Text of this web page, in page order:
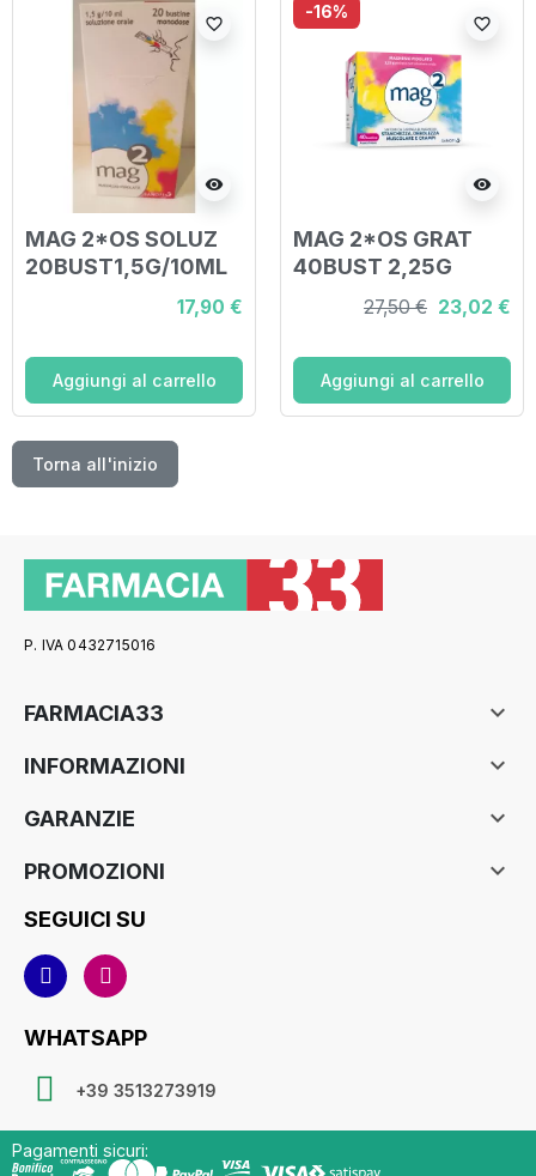
visibility
favorite_border
MAG 2*OS SOLUZ
20BUST1,5G/10ML
17,90 €
Aggiungi al carrello
-16%
visibility
favorite_border
MAG 2*OS GRAT
40BUST 2,25G
27,50 € 23,02 €
Aggiungi al carrello
Torna all'inizio
P. IVA 0432715016
FARMACIA33 
INFORMAZIONI 
GARANZIE 
PROMOZIONI 
SEGUICI SU
WHATSAPP
+39 3513273919
Pagamenti sicuri: